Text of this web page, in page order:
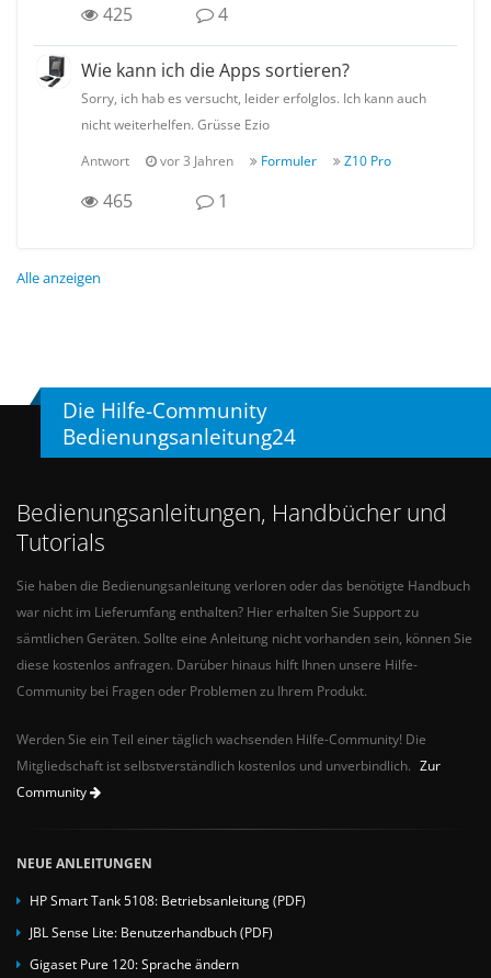
425 4
Wie kann ich die Apps sortieren?
Sorry, ich hab es versucht, leider erfolglos. Ich kann auch
nicht weiterhelfen. Grüsse Ezio
Antwort vor 3 Jahren Formuler Z10 Pro
465 1
Alle anzeigen
Die Hilfe-Community
Bedienungsanleitung24
Bedienungsanleitungen, Handbücher und
Tutorials
Sie haben die Bedienungsanleitung verloren oder das benötigte Handbuch
war nicht im Lieferumfang enthalten? Hier erhalten Sie Support zu
sämtlichen Geräten. Sollte eine Anleitung nicht vorhanden sein, können Sie
diese kostenlos anfragen. Darüber hinaus hilft Ihnen unsere Hilfe-
Community bei Fragen oder Problemen zu Ihrem Produkt.
Werden Sie ein Teil einer täglich wachsenden Hilfe-Community! Die
Mitgliedschaft ist selbstverständlich kostenlos und unverbindlich. Zur
Community
NEUE ANLEITUNGEN
HP Smart Tank 5108: Betriebsanleitung (PDF)
JBL Sense Lite: Benutzerhandbuch (PDF)
Gigaset Pure 120: Sprache ändern